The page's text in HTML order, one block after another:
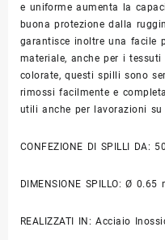
e uniforme aumenta la
buona protezione dalla
garantisce inoltre una facile
materiale, anche per i
colorate, questi spilli sono
rimossi facilmente e
utili anche per lavorazioni
CONFEZIONE DI SPILLI DA:
DIMENSIONE SPILLO: Ø
REALIZZATI IN: Acciaio